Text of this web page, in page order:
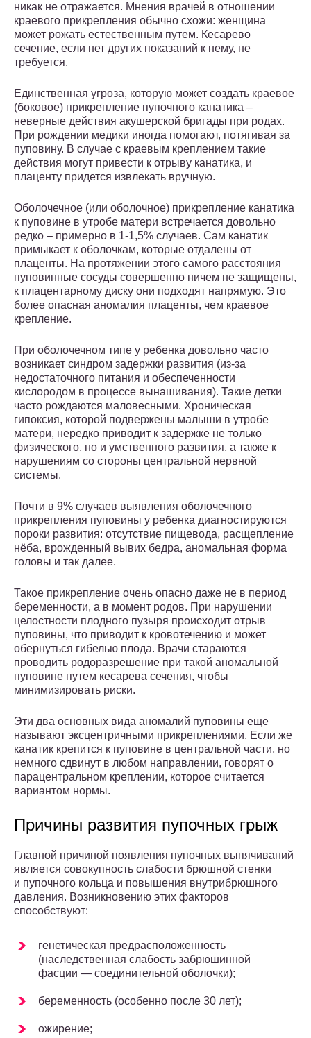
никак не отражается. Мнения врачей в отношении
краевого прикрепления обычно схожи: женщина
может рожать естественным путем. Кесарево
сечение, если нет других показаний к нему, не
требуется.
Единственная угроза, которую может создать краевое
(боковое) прикрепление пупочного канатика –
неверные действия акушерской бригады при родах.
При рождении медики иногда помогают, потягивая за
пуповину. В случае с краевым креплением такие
действия могут привести к отрыву канатика, и
плаценту придется извлекать вручную.
Оболочечное (или оболочное) прикрепление канатика
к пуповине в утробе матери встречается довольно
редко – примерно в 1-1,5% случаев. Сам канатик
примыкает к оболочкам, которые отдалены от
плаценты. На протяжении этого самого расстояния
пуповинные сосуды совершенно ничем не защищены,
к плацентарному диску они подходят напрямую. Это
более опасная аномалия плаценты, чем краевое
крепление.
При оболочечном типе у ребенка довольно часто
возникает синдром задержки развития (из-за
недостаточного питания и обеспеченности
кислородом в процессе вынашивания). Такие детки
часто рождаются маловесными. Хроническая
гипоксия, которой подвержены малыши в утробе
матери, нередко приводит к задержке не только
физического, но и умственного развития, а также к
нарушениям со стороны центральной нервной
системы.
Почти в 9% случаев выявления оболочечного
прикрепления пуповины у ребенка диагностируются
пороки развития: отсутствие пищевода, расщепление
нёба, врожденный вывих бедра, аномальная форма
головы и так далее.
Такое прикрепление очень опасно даже не в период
беременности, а в момент родов. При нарушении
целостности плодного пузыря происходит отрыв
пуповины, что приводит к кровотечению и может
обернуться гибелью плода. Врачи стараются
проводить родоразрешение при такой аномальной
пуповине путем кесарева сечения, чтобы
минимизировать риски.
Эти два основных вида аномалий пуповины еще
называют эксцентричными прикреплениями. Если же
канатик крепится к пуповине в центральной части, но
немного сдвинут в любом направлении, говорят о
парацентральном креплении, которое считается
вариантом нормы.
Причины развития пупочных грыж
Главной причиной появления пупочных выпячиваний
является совокупность слабости брюшной стенки
и пупочного кольца и повышения внутрибрюшного
давления. Возникновению этих факторов
способствуют:
генетическая предрасположенность
(наследственная слабость забрюшинной
фасции — соединительной оболочки);
беременность (особенно после 30 лет);
ожирение;